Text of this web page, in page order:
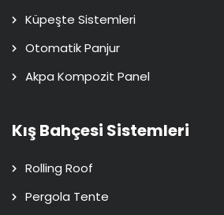
Küpeşte Sistemleri
Otomatik Panjur
Akpa Kompozit Panel
Kış Bahçesi Sistemleri
Rolling Roof
Pergola Tente